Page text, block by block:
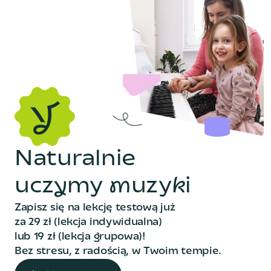
Naturalnie
uczymy muzyki
Zapisz się na lekcję testową już
za 29 zł (lekcja indywidualna)
lub 19 zł (lekcja grupowa)!
Bez stresu, z radością, w Twoim tempie.